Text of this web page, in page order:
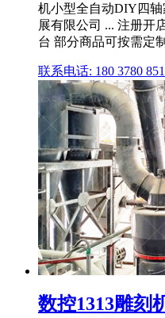
机小型全自动DIY四
展有限公司 ... 注册开
台 部分商品可按需定
联系电话: 180 3780
数控1313雕刻